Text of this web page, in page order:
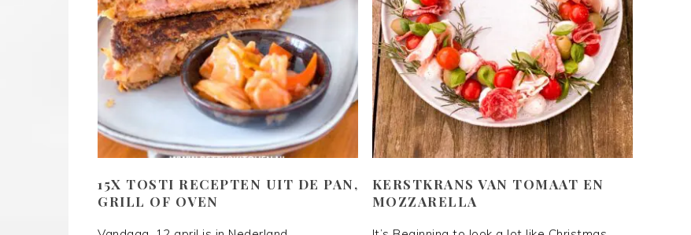
15X TOSTI RECEPTEN UIT DE PAN,
GRILL OF OVEN
KERSTKRANS VAN TOMAAT EN
MOZZARELLA